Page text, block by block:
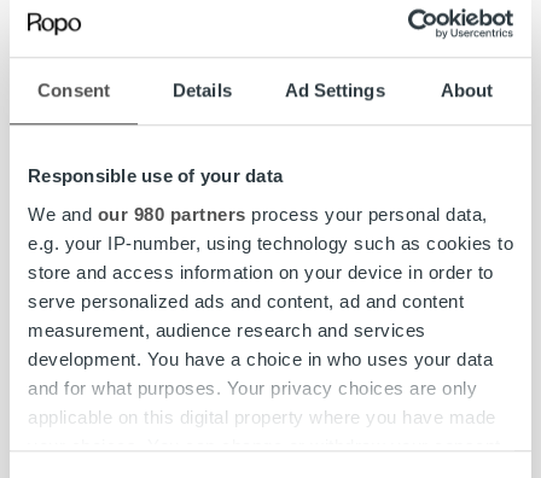
Consent Details Ad Settings About
Responsible use of your data
We and our 980 partners process your personal data,
e.g. your IP-number, using technology such as cookies to
store and access information on your device in order to
serve personalized ads and content, ad and content
measurement, audience research and services
development. You have a choice in who uses your data
and for what purposes. Your privacy choices are only
applicable on this digital property where you have made
your choices. You can change or withdraw your consent
Medarbetarporträtt
Träffa Mads: Så hjälper en Service
Manager sina kunder
Läs mer